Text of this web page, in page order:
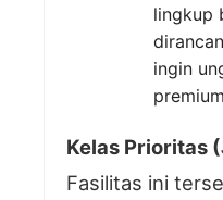
lingkup
ingin
Kelas Prioritas
Fasilitas ini